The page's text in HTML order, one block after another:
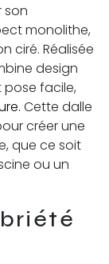
son
monolithe,
ciré. Réalisée
design
facile,
Cette dalle
créer une
que ce soit
ou un